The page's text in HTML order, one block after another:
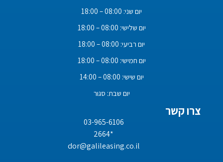
יום שני: 08:00 – 18:00
יום שלישי: 08:00 – 18:00
יום רביעי: 08:00 – 18:00
יום חמישי: 08:00 – 18:00
יום שישי: 08:00 – 14:00
יום שבת: סגור
צרו קשר
03-965-6106
*2664
dor@galileasing.co.il